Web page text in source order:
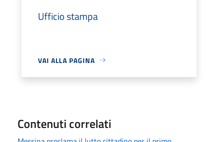
Ufficio stampa
VAI ALLA PAGINA
Contenuti correlati